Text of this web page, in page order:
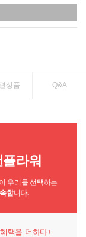
상품 Q&A
라워
우리를 선택하는
합니다.
택을 더하다+